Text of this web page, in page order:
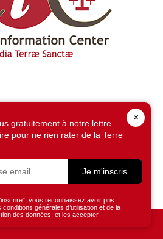
à la boutique
×
gratuitement à notre lettre
pour ne rien rater de la Terre
Je m'inscris
vous reconnaissez avoir pris
générales d’utilisation et de la
des données, et les accepter.